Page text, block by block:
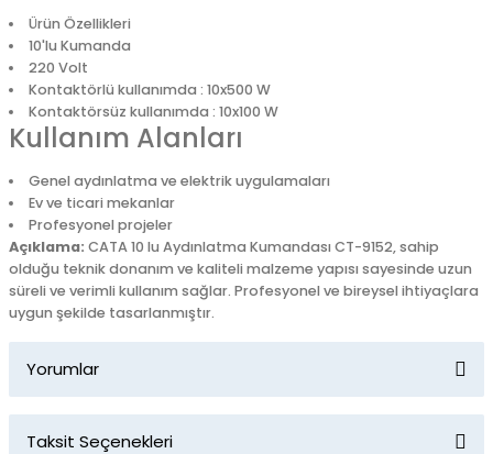
Ürün Özellikleri
10'lu Kumanda
220 Volt
Kontaktörlü kullanımda : 10x500 W
Kontaktörsüz kullanımda : 10x100 W
Kullanım Alanları
Genel aydınlatma ve elektrik uygulamaları
Ev ve ticari mekanlar
Profesyonel projeler
Açıklama: CATA 10 lu Aydınlatma Kumandası CT-9152, sahip
olduğu teknik donanım ve kaliteli malzeme yapısı sayesinde uzun
süreli ve verimli kullanım sağlar. Profesyonel ve bireysel ihtiyaçlara
uygun şekilde tasarlanmıştır.
Yorumlar
Taksit Seçenekleri